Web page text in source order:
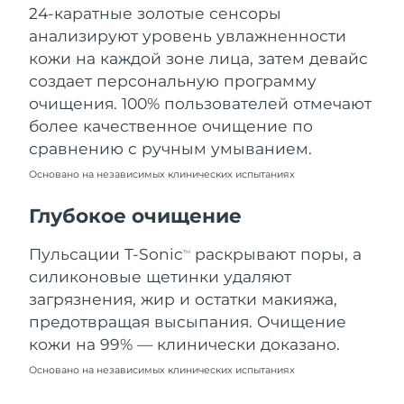
24-каратные золотые сенсоры
анализируют уровень увлажненности
кожи на каждой зоне лица, затем девайс
создает персональную программу
очищения. 100% пользователей отмечают
более качественное очищение по
сравнению с ручным умыванием.
Основано на независимых клинических испытаниях
Глубокое очищение
Пульсации T-SonicTM
раскрывают поры, а
силиконовые щетинки удаляют
загрязнения, жир и остатки макияжа,
предотвращая высыпания. Очищение
кожи на 99% — клинически доказано.
Основано на независимых клинических испытаниях
Ливан
Ожидаемая дата доставки
09.08.2026
Литва
Ожидаемая дата доставки
08.08.2026
Люксембург
Ожидаемая дата доставки
Ожидаемая дата доставки
Мальта
Ожидаемая дата доставки
08.08.2026
Мексика
Ожидаемая дата доставки
12.08.2026